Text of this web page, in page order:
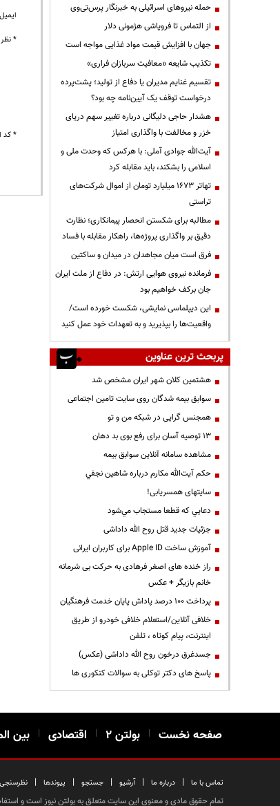
ایمیل
* نظر
* کد
حمله نیروهای اسرائیلی به خبرنگار پرس‌تی‌وی
از التماس تا فروپاشی هژمونی دلار
جهان با افزایش قیمت مواد غذایی مواجه است
تکذیب شایعه «معافیت سربازان فراری»
تقسیم غنایم مدیران یا دفاع از تولید؛ پشت‌پرده
درخواست توقف یک آیین‌نامه چه بود؟
هشدار حاجی دلیگانی درباره تغییر سهم دریای
خزر و مخالفت با واگذاری امتیاز
آیت‌الله جوادی آملی: با هرکس که وحدت ملی و
اسلامی را بشکند، باید مقابله کرد
تهاتر ۱۶۷۳ میلیارد تومان از اموال شرکت‌های
تراستی
مطالبه برای شکستن انحصار پیمانکاری؛ نظارت
دقیق بر واگذاری پروژه‌ها، راهکار مقابله با فساد
فرق است میان مجاهدان در میدان و ساکتین
فرمانده نیروی هوایی ارتش: در دفاع از ملت ایران
جان برکف خواهیم بود
این دیپلماسی نمایشی، شکست خورده است/
واقعیت‌ها را بپذیرید و به تعهدات خود عمل کنید
پربحث ترین عناوین
هشتمین کلان شهر ایران مشخص شد
سوابق بیمه شدگان روی سایت تامین اجتماعی
همجنس گرایی در شبکه من و تو
13 توصیه آسان برای رفع بوی بد دهان
مشاهده سامانه آنلاين سوابق بیمه
حكم آيت‌الله مكارم درباره شاهين نجفي
سایتهای همسریابی!
دعايي كه قطعا مستجاب مي‌شود
جزئیات جدید قتل روح الله داداشی
آموزش ساخت Apple ID برای کاربران ایرانی
راز خنده های اصغر فرهادی به حرکت بی شرمانه
خانم بازیگر + عکس
پرداخت ۱۰۰ درصد پاداش پایان خدمت فرهنگیان
خلافی آنلاین/استعلام خلافی خودرو از طریق
اینترنت، پیام کوتاه ، تلفن
جسدغرق درخون روح الله داداشی (عکس)
پاسخ های دکتر توکلی به سوالات کنکوری ها
صفحه نخست | بولتن ۲ | اقتصادی | بین
تماس با ما | درباره ما | آرشیو | جستجو | پیوندها | نظرسنجی
تمام حقوق مادی و معنوی این سایت متعلق به بولتن نیوز است و